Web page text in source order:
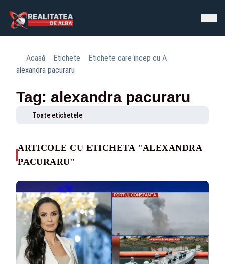
Acasă Etichete
Etichete care încep cu A
alexandra pacuraru
Tag: alexandra pacuraru
Toate etichetele
ARTICOLE CU ETICHETA "ALEXANDRA
PACURARU"